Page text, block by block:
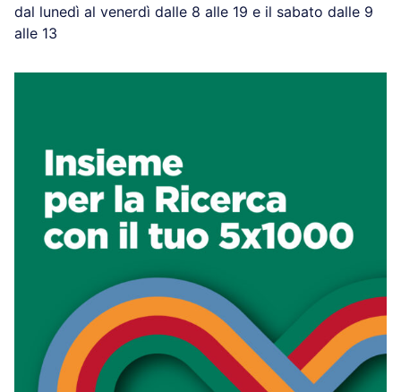
dal lunedì al venerdì dalle 8 alle 19 e il sabato dalle 9
alle 13